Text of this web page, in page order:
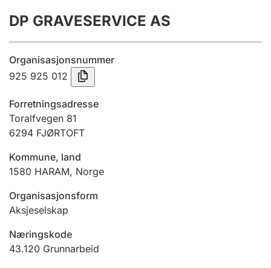
Årsregnskap
Innsending og forsinkelsesgebyr
Tinglysing
Jeger
Ektepaktveileder
Offentlig sektor
DP GRAVESERVICE AS
Organisasjonsnummer
925 925 012
Forretningsadresse
Toralfvegen 81
6294 FJØRTOFT
Kommune, land
1580 HARAM, Norge
Organisasjonsform
Aksjeselskap
Næringskode
43.120 Grunnarbeid